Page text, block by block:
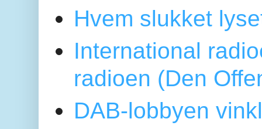
Hvem slukket
International
radioen (Den
DAB-lobbyen